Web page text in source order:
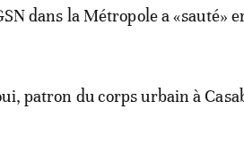
dans la Métropole a «sauté»
patron du corps urbain à